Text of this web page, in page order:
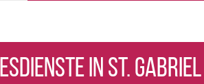
in St. Gabriel